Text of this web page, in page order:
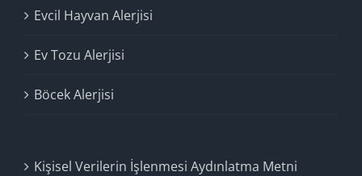
Evcil Hayvan Alerjisi
Ev Tozu Alerjisi
Böcek Alerjisi
Kişisel Verilerin İşlenmesi Aydınlatma Metni